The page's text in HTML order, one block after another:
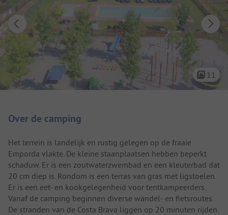
11
Over de camping
Het terrein is landelijk en rustig gelegen op de fraaie
Emporda vlakte. De kleine staanplaatsen hebben beperkt
schaduw. Er is een zoutwaterzwembad en een kleuterbad dat
20 cm diep is. Rondom is een terras van gras met ligstoelen.
Er is een eet- en kookgelegenheid voor tentkampeerders.
Vanaf de camping beginnen diverse wandel- en fietsroutes.
De stranden van de Costa Brava liggen op 20 minuten rijden.